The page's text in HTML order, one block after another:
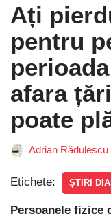
Ați
pentru
afara
poate
Adrian Rădulescu
Etichete: ȘTIRI
Persoanele fizice